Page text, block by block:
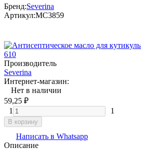
Бренд:Severina
Артикул:МС3859
Производитель
Severina
Интернет-магазин:
Нет в наличии
59,25 ₽
1
1
В корзину
Написать в Whatsapp
Описание